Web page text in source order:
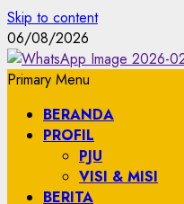
Skip to content
06/08/2026
Primary Menu
BERANDA
PROFIL
PJU
VISI & MISI
BERITA